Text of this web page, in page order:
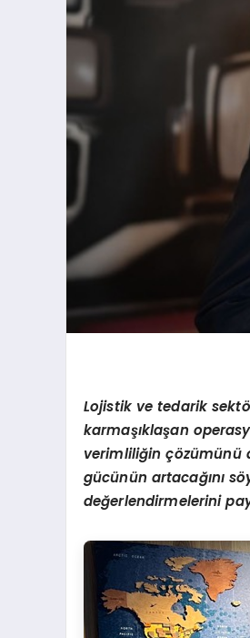
Lojistik ve tedarik
karmaşıklaşan
verimliliğin çözümünü
gücünün artacağını
değerlendirmelerini